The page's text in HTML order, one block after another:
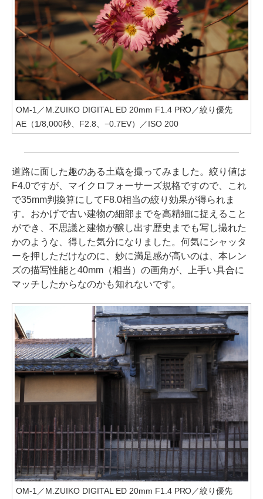
OM-1／M.ZUIKO DIGITAL ED 20mm F1.4 PRO／絞り優先
AE（1/8,000秒、F2.8、−0.7EV）／ISO 200
道路に面した趣のある土蔵を撮ってみました。絞り値は
F4.0ですが、マイクロフォーサーズ規格ですので、これ
で35mm判換算にしてF8.0相当の絞り効果が得られま
す。おかげで古い建物の細部までを高精細に捉えること
ができ、不思議と建物が醸し出す歴史までも写し撮れた
かのような、得した気分になりました。何気にシャッタ
ーを押しただけなのに、妙に満足感が高いのは、本レン
ズの描写性能と40mm（相当）の画角が、上手い具合に
マッチしたからなのかも知れないです。
OM-1／M.ZUIKO DIGITAL ED 20mm F1.4 PRO／絞り優先